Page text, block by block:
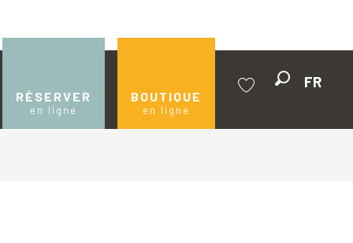
RÉSERVER
en ligne
BOUTIQUE
en ligne
FR